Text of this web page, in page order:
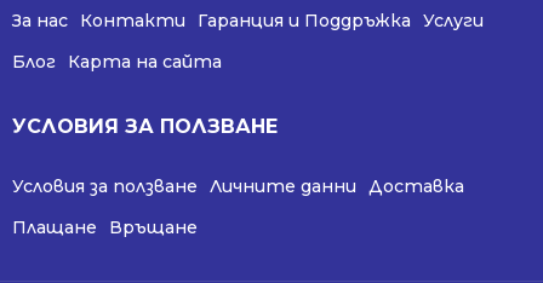
За нас Контакти Гаранция и Поддръжка
Услуги
Блог
Карта на сайта
УСЛОВИЯ ЗА ПОЛЗВАНЕ
Условия за ползване Личните данни
Доставка
Плащане
Връщане